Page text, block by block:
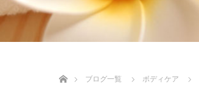
ブログ一覧
ボディケア